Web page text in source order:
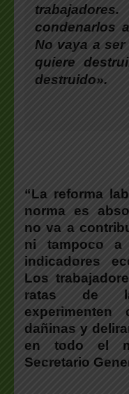
condenarlos
No vaya a
quiere
destruido».
“La reforma
norma es
no va a
ni tampoco a
indicadores
Los
ratas de
experimenten
dañinas y
en todo el
Secretario